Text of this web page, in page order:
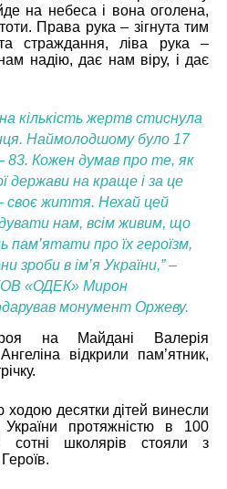
на небеса і вона оголена,
Права рука – зігнута тим
страждання, ліва рука –
надію, дає нам віру, і дає
кількість жертв стиснула
Наймолодшому було 17
83. Кожен думав про те, як
на краще і за це
своє життя. Нехай цей
нам, всім живим, що
пам’ятати про їх героїзм,
зроби в ім’я України,” –
«ОДЕК» Мирон
монумент Оржеву.
на Майдані Валерія
відкрили пам’ятник,
ходою десятки дітей винесли
протяжністю в 100
сотні школярів стояли з